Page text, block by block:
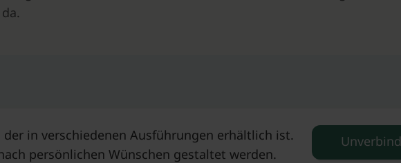
in verschiedenen Ausführungen erhältlich ist.
persönlichen Wünschen gestaltet werden.